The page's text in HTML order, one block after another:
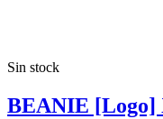
Sin stock
BEANIE [Logo]